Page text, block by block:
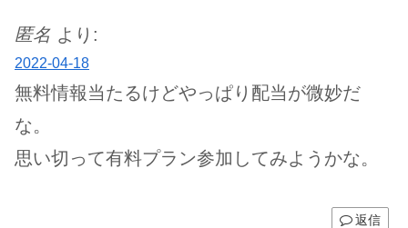
匿名 より:
2022-04-18
無料情報当たるけどやっぱり配当が微妙だ
な。
思い切って有料プラン参加してみようかな。
返信